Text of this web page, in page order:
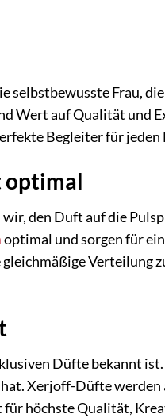
Frau,
Wert auf Qualität und
Begleiter für
optimal
den Duft auf die
optimal und sorgen für
Verteilung
Düfte bekannt
Xerjoff-Düfte
höchste Qualität,